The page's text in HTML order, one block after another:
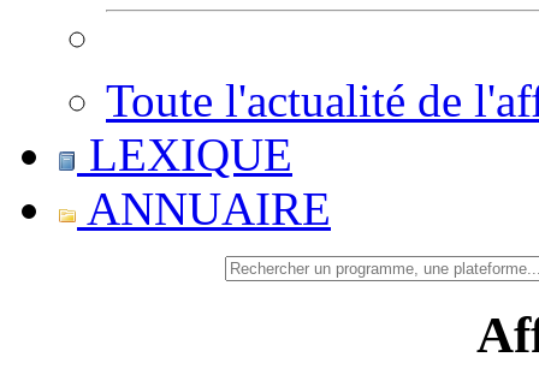
Toute l'actualité de
LEXIQUE
ANNUAIRE